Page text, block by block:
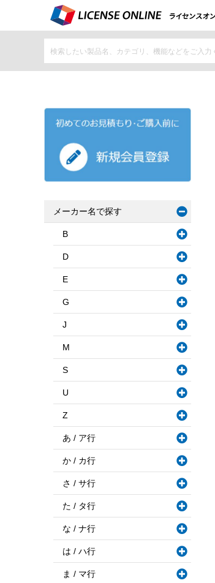
メーカー名で探す
B
D
E
G
J
M
S
U
Z
あ / ア行
か / カ行
さ / サ行
た / タ行
な / ナ行
は / ハ行
ま / マ行